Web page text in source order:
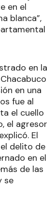
en el
blanca”,
en la
en una
fue al
el cuello
el agresor
El
delito de
en el
de las
se